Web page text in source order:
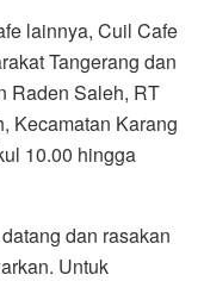
lainnya, Cuil Cafe
Tangerang dan
Raden Saleh, RT
Kecamatan Karang
10.00 hingga
dan rasakan
Untuk